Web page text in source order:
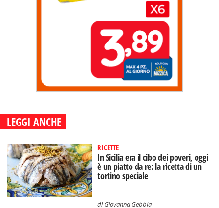
LEGGI ANCHE
RICETTE
In Sicilia era il cibo dei poveri, oggi
è un piatto da re: la ricetta di un
tortino speciale
diGiovanna Gebbia